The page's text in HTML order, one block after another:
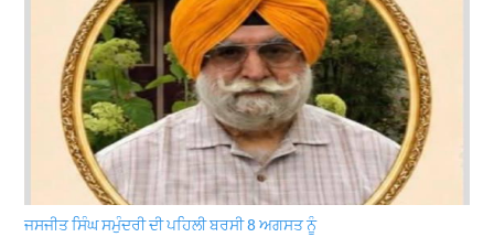
ਜਸਜੀਤ ਸਿੰਘ ਸਮੁੰਦਰੀ ਦੀ ਪਹਿਲੀ ਬਰਸੀ 8 ਅਗਸਤ ਨੂੰ